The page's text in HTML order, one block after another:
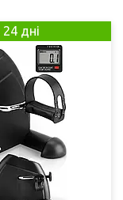
дні